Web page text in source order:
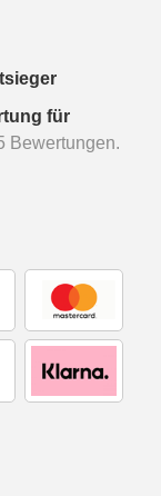
für
Bewertungen.